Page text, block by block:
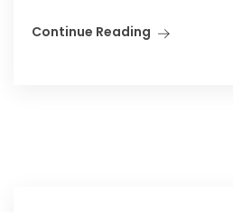
Continue Reading